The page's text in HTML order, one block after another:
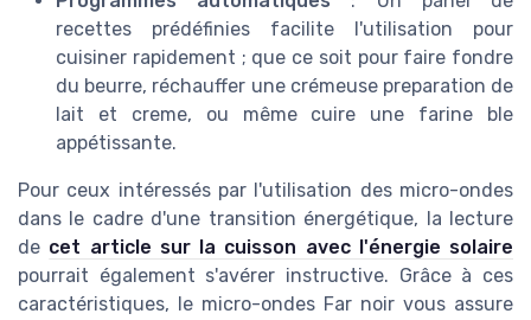
recettes prédéfinies facilite l'utilisation pour
cuisiner rapidement ; que ce soit pour faire fondre
du beurre, réchauffer une crémeuse preparation de
lait et creme, ou même cuire une farine ble
appétissante.
Pour ceux intéressés par l'utilisation des micro-ondes
dans le cadre d'une transition énergétique, la lecture
de cet article sur la cuisson avec l'énergie solaire
pourrait également s'avérer instructive. Grâce à ces
caractéristiques, le micro-ondes Far noir vous assure